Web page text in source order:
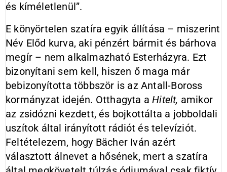
és kíméletlenül”.
E könyörtelen szatíra egyik állítása – miszerint
Név Előd kurva, aki pénzért bármit és bárhova
megír – nem alkalmazható Esterházyra. Ezt
bizonyítani sem kell, hiszen ő maga már
bebizonyította többször is az Antall-Boross
kormányzat idején. Otthagyta aHitelt, amikor
az zsidózni kezdett, és bojkottálta a jobboldali
uszítok által irányított rádiót és televíziót.
Feltételezem, hogy Bächer Iván azért
választott álnevet a hősének, mert a szatíra